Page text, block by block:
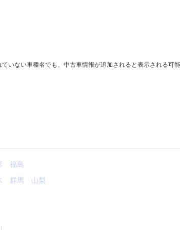
ない車種名でも、中古車情報が追加されると表示される可能
福島
群馬
山梨